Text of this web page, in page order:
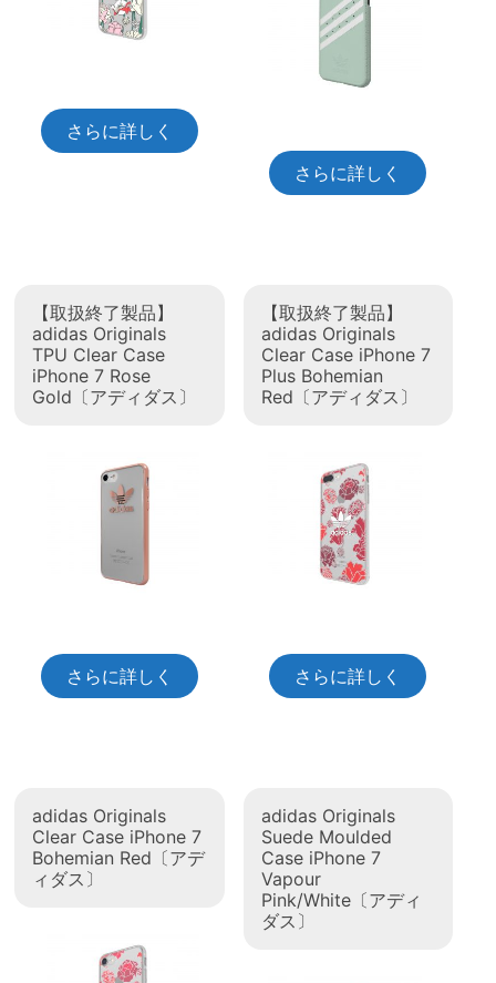
さらに詳しく
さらに詳しく
【取扱終了製品】
adidas Originals
TPU Clear Case
iPhone 7 Rose
Gold〔アディダス〕
さらに詳しく
【取扱終了製品】
adidas Originals
Clear Case iPhone 7
Plus Bohemian
Red〔アディダス〕
さらに詳しく
adidas Originals
Clear Case iPhone 7
Bohemian Red〔アデ
ィダス〕
adidas Originals
Suede Moulded
Case iPhone 7
Vapour
Pink/White〔アディ
ダス〕